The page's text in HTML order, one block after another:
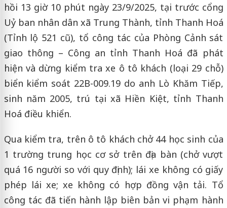
hồi 13 giờ 10 phút ngày 23/9/2025, tại trước cổng
Uỷ ban nhân dân xã Trung Thành, tỉnh Thanh Hoá
(Tỉnh lộ 521 cũ), tổ công tác của Phòng Cảnh sát
giao thông – Công an tỉnh Thanh Hoá đã phát
hiện và dừng kiểm tra xe ô tô khách (loại 29 chỗ)
biển kiểm soát 22B-009.19 do anh Lò Khăm Tiếp,
sinh năm 2005, trú tại xã Hiền Kiệt, tỉnh Thanh
Hoá điều khiển.
Qua kiểm tra, trên ô tô khách chở 44 học sinh của
1 trường trung học cơ sở trên địa bàn (chở vượt
quá 16 người so với quy định); lái xe không có giấy
phép lái xe; xe không có hợp đồng vận tải. Tổ
công tác đã tiến hành lập biên bản vi phạm hành